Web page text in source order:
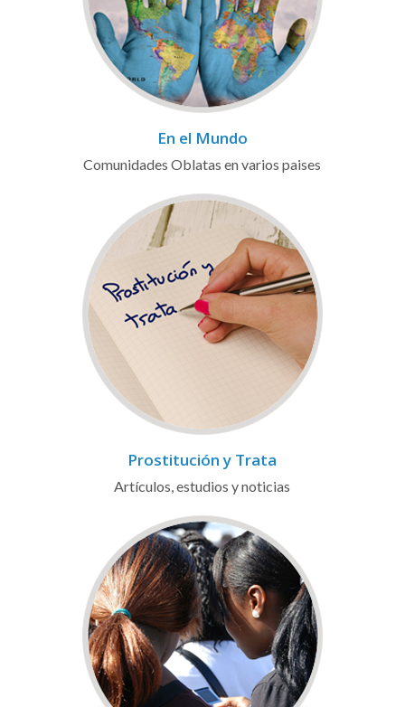
En el Mundo
Comunidades Oblatas en varios paises
Prostitución y Trata
Artículos, estudios y noticias